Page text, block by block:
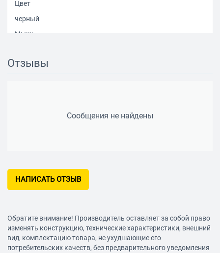
Цвет
черный
Мышь
оптическая светодиодная
Количество клавиш
1600 dpi
Источник питания мыши
1xAA
Отзывы
Сообщения не найдены
НАПИСАТЬ ОТЗЫВ
Обратите внимание! Производитель оставляет за собой право
изменять конструкцию, технические характеристики, внешний
вид, комплектацию товара, не ухудшающие его
потребительских качеств, без предварительного уведомления